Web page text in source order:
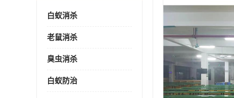
白蚁消杀
老鼠消杀
臭虫消杀
白蚁防治